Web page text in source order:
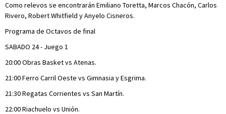
Como relevos se encontrarán Emiliano Toretta, Marcos Chacón, Carlos
Rivero, Robert Whitfield y Anyelo Cisneros.
Programa de Octavos de final
SABADO 24 - Juego 1
20:00 Obras Basket vs Atenas.
21:00 Ferro Carril Oeste vs Gimnasia y Esgrima.
21:30 Regatas Corrientes vs San Martín.
22:00 Riachuelo vs Unión.